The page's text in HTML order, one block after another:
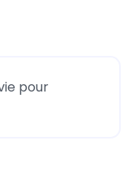
pour